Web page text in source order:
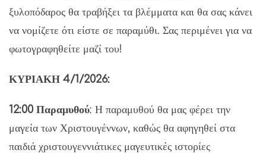
ξυλοπόδαρος θα τραβήξει τα βλέμματα και θα σας κάνει
να νομίζετε ότι είστε σε παραμύθι. Σας περιμένει για να
φωτογραφηθείτε μαζί του!
ΚΥΡΙΑΚΗ 4/1/2026:
12:00 Παραμυθού: Η παραμυθού θα μας φέρει την
μαγεία των Χριστουγέννων, καθώς θα αφηγηθεί στα
παιδιά χριστουγεννιάτικες μαγευτικές ιστορίες